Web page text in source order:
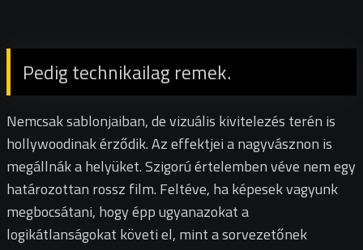
Pedig technikailag remek.
Nemcsak sablonjaiban, de vizuális kivitelezés terén is
hollywoodinak érződik. Az effektjei a nagyvásznon is
megállnák a helyüket. Szigorú értelemben véve nem egy
határozottan rossz film. Feltéve, ha képesek vagyunk
megbocsátani, hogy épp ugyanazokat a
logikátlanságokat követi el, mint a sorvezetőnek